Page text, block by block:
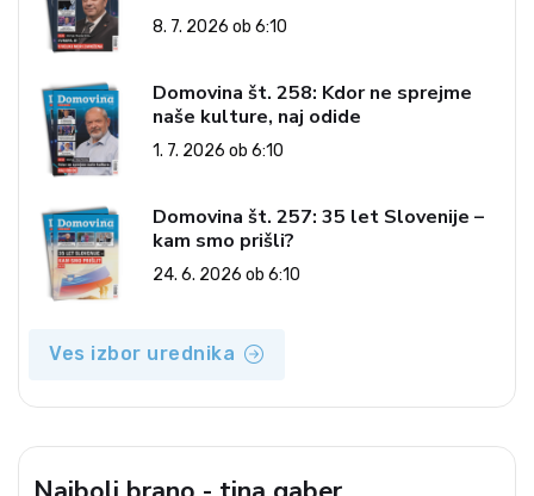
8. 7. 2026 ob 6:10
Domovina št. 258: Kdor ne sprejme
naše kulture, naj odide
1. 7. 2026 ob 6:10
Domovina št. 257: 35 let Slovenije –
kam smo prišli?
24. 6. 2026 ob 6:10
Ves izbor urednika